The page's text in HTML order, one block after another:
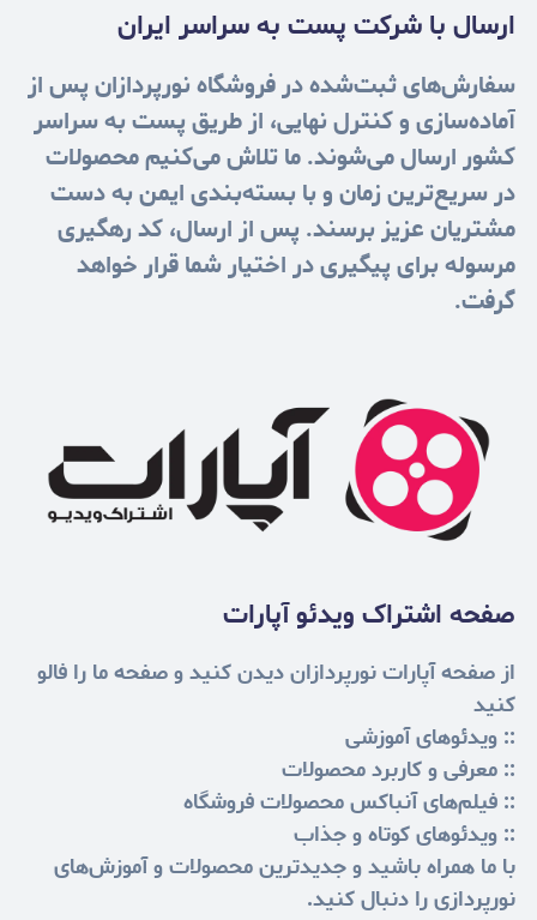
ارسال با شرکت پست به سراسر ایران
سفارش‌های ثبت‌شده در فروشگاه نورپردازان پس از
آماده‌سازی و کنترل نهایی، از طریق پست به سراسر
کشور ارسال می‌شوند. ما تلاش می‌کنیم محصولات
در سریع‌ترین زمان و با بسته‌بندی ایمن به دست
مشتریان عزیز برسند. پس از ارسال، کد رهگیری
مرسوله برای پیگیری در اختیار شما قرار خواهد
گرفت.
صفحه اشتراک ویدئو آپارات
از صفحه آپارات نورپردازان دیدن کنید و صفحه ما را فالو
کنید
:: ویدئوهای آموزشی
:: معرفی و کاربرد محصولات
:: فیلم‌های آنباکس محصولات فروشگاه
:: ویدئوهای کوتاه و جذاب
با ما همراه باشید و جدیدترین محصولات و آموزش‌های
نورپردازی را دنبال کنید.